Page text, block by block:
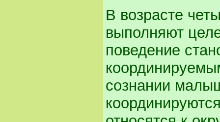
В возрасте
выполняют
поведение
сознании